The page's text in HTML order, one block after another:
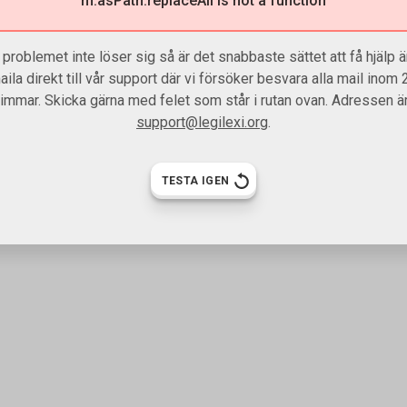
problemet inte löser sig så är det snabbaste sättet att få hjälp
direkt till vår support där vi försöker besvara alla mail inom
Skicka gärna med felet som står i rutan ovan. Adressen
support@legilexi.org
TESTA IGEN